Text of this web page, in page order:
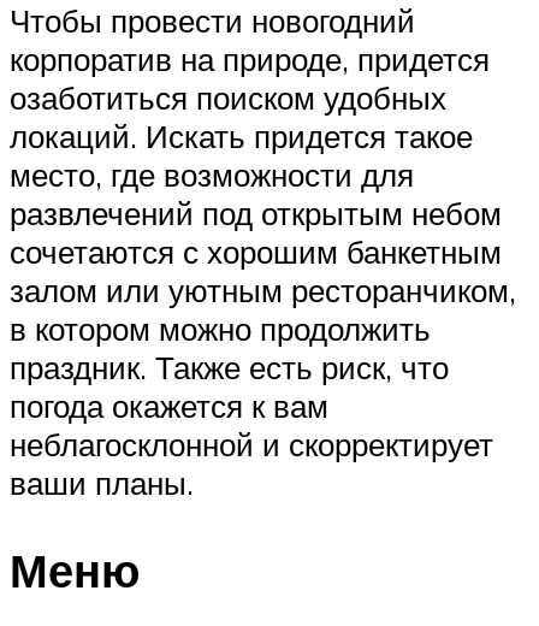
Чтобы провести новогодний
корпоратив на природе, придется
озаботиться поиском удобных
локаций. Искать придется такое
место, где возможности для
развлечений под открытым небом
сочетаются с хорошим банкетным
залом или уютным ресторанчиком,
в котором можно продолжить
праздник. Также есть риск, что
погода окажется к вам
неблагосклонной и скорректирует
ваши планы.
Меню